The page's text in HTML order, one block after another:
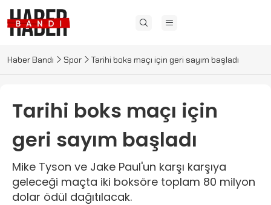
Haber Bandı Spor Tarihi boks maçı için geri sayım başladı
Tarihi boks maçı için
geri sayım başladı
Mike Tyson ve Jake Paul'un karşı karşıya
geleceği maçta iki boksöre toplam 80 milyon
dolar ödül dağıtılacak.